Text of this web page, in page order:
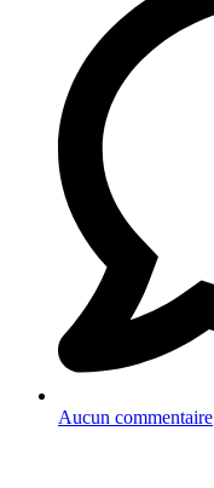
Aucun commentaire